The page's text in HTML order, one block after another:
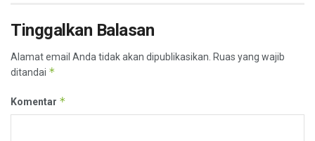
Tinggalkan Balasan
Alamat email Anda tidak akan dipublikasikan. Ruas yang wajib
ditandai *
Komentar *